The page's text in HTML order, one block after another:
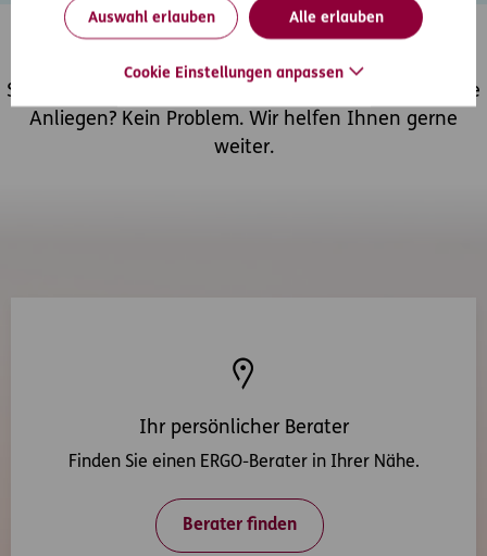
Auswahl erlauben Alle erlauben
Cookie Einstellungen anpassen
Sie haben Fragen zu unseren Produkten oder sonstige
Anliegen? Kein Problem. Wir helfen Ihnen gerne
weiter.
Ihr persönlicher Berater
Finden Sie einen ERGO-Berater in Ihrer Nähe.
Berater finden